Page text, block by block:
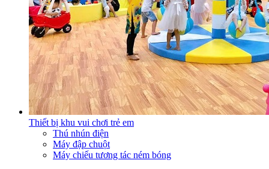
Thiết bị khu vui chơi trẻ em
Thú nhún điện
Máy đập chuột
Máy chiếu tương tác ném bóng